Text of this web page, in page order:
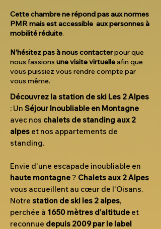
Cette chambre ne répond pas aux normes
PMR mais est accessible aux personnes à
mobilité réduite.
N’hésitez pas à nous contacterpour que
nous fassions une visite virtuelleafin que
vous puissiez vous rendre compte par
vous même.
Découvrez la station de ski Les 2 Alpes
: Un Séjour Inoubliable en Montagne
avec nos chalets de standing aux 2
alpes et nos appartements de
standing.
Envie d'une escapade inoubliable en
haute montagne ? Chalets aux 2 Alpes
vous accueillent au cœur de l'Oisans.
Notre station de ski les 2 alpes,
perchée à 1650 mètres d'altitude et
reconnue depuis 2009 par le label